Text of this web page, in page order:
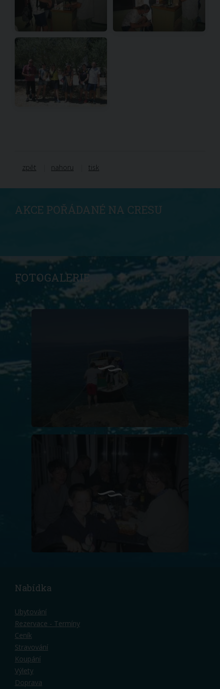
zpět nahoru tisk
AKCE POŘÁDANÉ NA CRESU
FOTOGALERIE
Nabídka
Ubytování
Rezervace - Termíny
Ceník
Stravování
Koupání
Výlety
Doprava